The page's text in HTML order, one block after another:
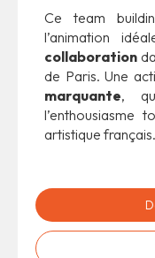
Ce team
l’animation
collaboration
de Paris. Une
marquante,
l’enthousiasme
artistique français.